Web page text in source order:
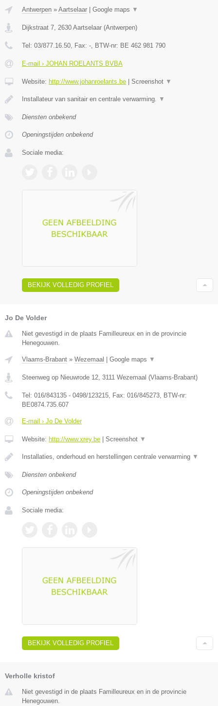
Antwerpen » Aartselaar Google maps ▼
Dijkstraat 7 2630 Aartselaar (Antwerpen)
Tel: 03/877.16.50 , Fax: - , BTW-nr: BE 462 981 790
E-mail › JOHAN ROELANTS BVBA
Website: http://www.johanroelants.be Screenshot ▼
Installateur van sanitair en centrale verwarming. ▼
Diensten onbekend
Openingstijden onbekend
Sociale media:
BEKIJK VOLLEDIG PROFIEL
Jo De Volder
Niet gevestigd in de plaats Familleureux en in de provincie
Henegouwen.
Vlaams-Brabant » Wezemaal Google maps ▼
Steenweg op Nieuwrode 12, 3111 Wezemaal (Vlaams-Brabant)
Tel: 016/843135 - 0498/123215, Fax: 016/845273, BTW-nr:
BE0874.735.607
E-mail › Jo De Volder
Website: http://www.xrey.be Screenshot ▼
Installaties, onderhoud en herstellingen centrale verwarming ▼
Diensten onbekend
Openingstijden onbekend
Sociale media:
BEKIJK VOLLEDIG PROFIEL
Verholle kristof
Niet gevestigd in de plaats Familleureux en in de provincie
Henegouwen.